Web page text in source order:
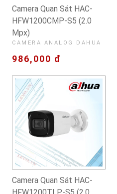
Camera Quan Sát HAC-
HFW1200CMP-S5 (2.0
Mpx)
CAMERA ANALOG DAHUA
986,000 đ
Camera Quan Sát HAC-